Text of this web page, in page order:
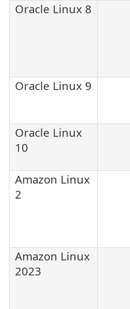
Oracle Linux 8
Oracle Linux 9
Oracle Linux
10
Amazon Linux
2
Amazon Linux
2023